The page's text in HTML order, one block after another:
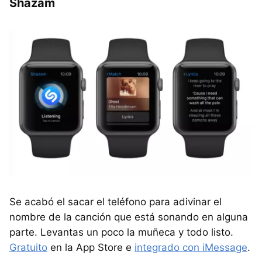
Shazam
Se acabó el sacar el teléfono para adivinar el
nombre de la canción que está sonando en alguna
parte. Levantas un poco la muñeca y todo listo.
Gratuito en la App Store e integrado con iMessage.